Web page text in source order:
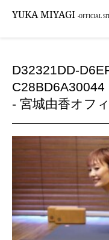
YUKA MIYAGI -OFFICIAL
D32321DD-
C28BD6A30044
- 宮城由香オフ